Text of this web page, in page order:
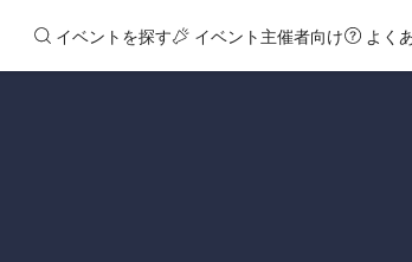
イベントを探す イベント主催者向け よく